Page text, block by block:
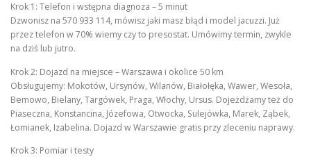
Krok 1: Telefon i wstępna diagnoza – 5 minut
Dzwonisz na 570 933 114, mówisz jaki masz błąd i model jacuzzi. Już
przez telefon w 70% wiemy czy to presostat. Umówimy termin, zwykle
na dziś lub jutro.
Krok 2: Dojazd na miejsce – Warszawa i okolice 50 km
Obsługujemy: Mokotów, Ursynów, Wilanów, Białołęka, Wawer, Wesoła,
Bemowo, Bielany, Targówek, Praga, Włochy, Ursus. Dojeżdżamy też do
Piaseczna, Konstancina, Józefowa, Otwocka, Sulejówka, Marek, Ząbek,
Łomianek, Izabelina. Dojazd w Warszawie gratis przy zleceniu naprawy.
Krok 3: Pomiar i testy